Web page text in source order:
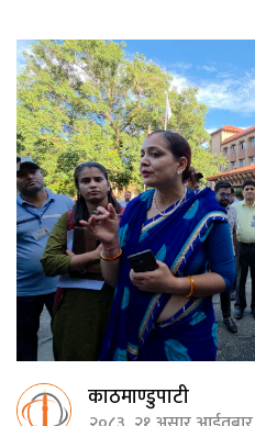
काठमाण्डुपाटी